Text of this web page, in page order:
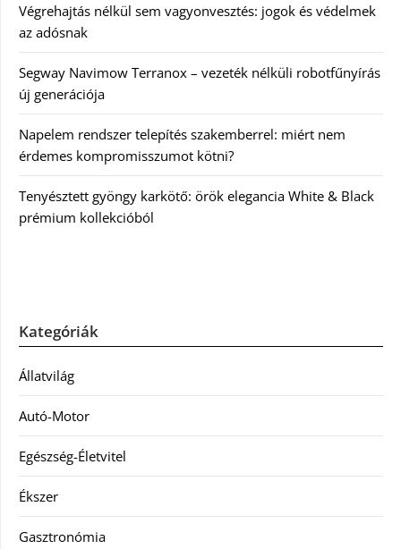
Végrehajtás nélkül sem vagyonvesztés: jogok és védelmek
az adósnak
Segway Navimow Terranox – vezeték nélküli robotfűnyírás
új generációja
Napelem rendszer telepítés szakemberrel: miért nem
érdemes kompromisszumot kötni?
Tenyésztett gyöngy karkötő: örök elegancia White & Black
prémium kollekcióból
Kategóriák
Állatvilág
Autó-Motor
Egészség-Életvitel
Ékszer
Gasztronómia